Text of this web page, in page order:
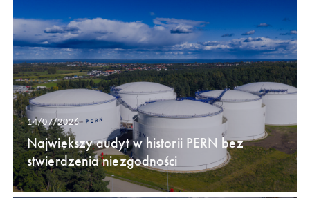
14/07/2026
Największy audyt w historii PERN bez
stwierdzenia niezgodności